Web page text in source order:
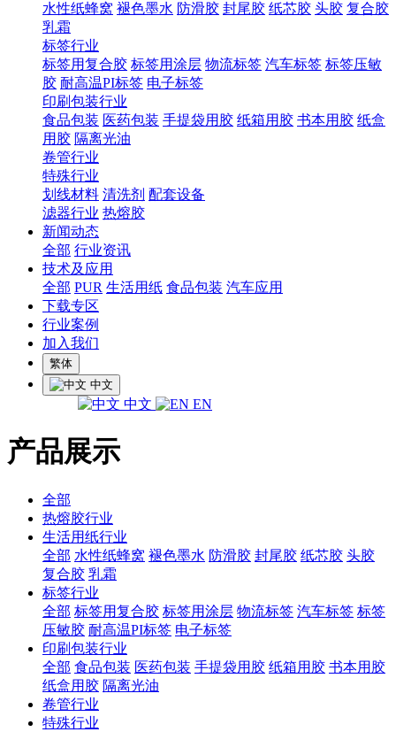
水性纸蜂窝 褪色墨水 防滑胶 封尾胶 纸芯胶 头胶 复合胶
乳霜
标签行业
标签用复合胶 标签用涂层 物流标签 汽车标签 标签压敏
胶 耐高温PI标签 电子标签
印刷包装行业
食品包装 医药包装 手提袋用胶 纸箱用胶 书本用胶 纸盒
用胶 隔离光油
卷管行业
特殊行业
划线材料 清洗剂 配套设备
滤器行业 热熔胶
新闻动态
全部 行业资讯
技术及应用
全部 PUR 生活用纸 食品包装 汽车应用
下载专区
行业案例
加入我们
繁体
中文
中文 EN
产品展示
全部
热熔胶行业
生活用纸行业
全部 水性纸蜂窝 褪色墨水 防滑胶 封尾胶 纸芯胶 头胶
复合胶 乳霜
标签行业
全部 标签用复合胶 标签用涂层 物流标签 汽车标签 标签
压敏胶 耐高温PI标签 电子标签
印刷包装行业
全部 食品包装 医药包装 手提袋用胶 纸箱用胶 书本用胶
纸盒用胶 隔离光油
卷管行业
特殊行业